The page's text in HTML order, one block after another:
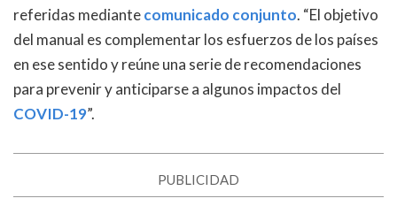
referidas mediantecomunicado conjunto. “El objetivo
del manual es complementar los esfuerzos de los países
en ese sentido y reúne una serie de recomendaciones
para prevenir y anticiparse a algunos impactos del
COVID-19”.
PUBLICIDAD